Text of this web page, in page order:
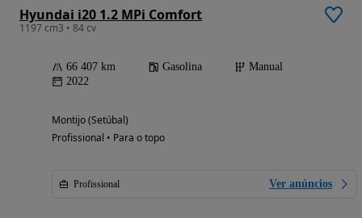
Hyundai i20 1.2 MPi Comfort
1197 cm3 • 84 cv
66 407 km Gasolina
Manual
2022
Montijo (Setúbal)
Profissional • Para o topo
Profissional Ver anúncios